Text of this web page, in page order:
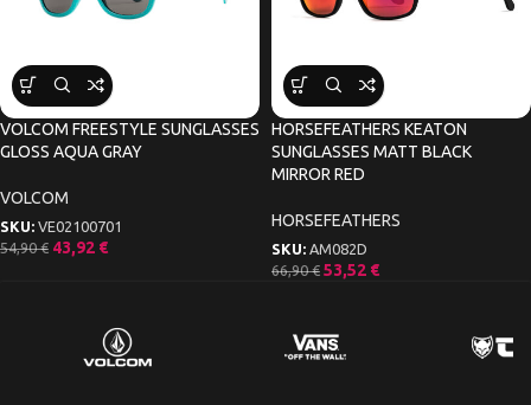
VOLCOM FREESTYLE SUNGLASSES
GLOSS AQUA GRAY
VOLCOM
SKU: VE02100701
54,90€ 43,92 €
HORSEFEATHERS KEATON
SUNGLASSES MATT BLACK
MIRROR RED
HORSEFEATHERS
SKU: AM082D
66,90€ 53,52 €